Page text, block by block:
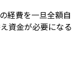
経費を一旦全額
資金が必要にな